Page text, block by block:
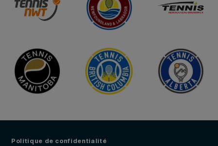
Politique de confidentialité